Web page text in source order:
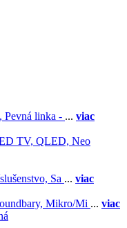
Pevná linka - ... viac
TV, QLED, Neo
Sa ... viac
Mikro/Mi ... viac